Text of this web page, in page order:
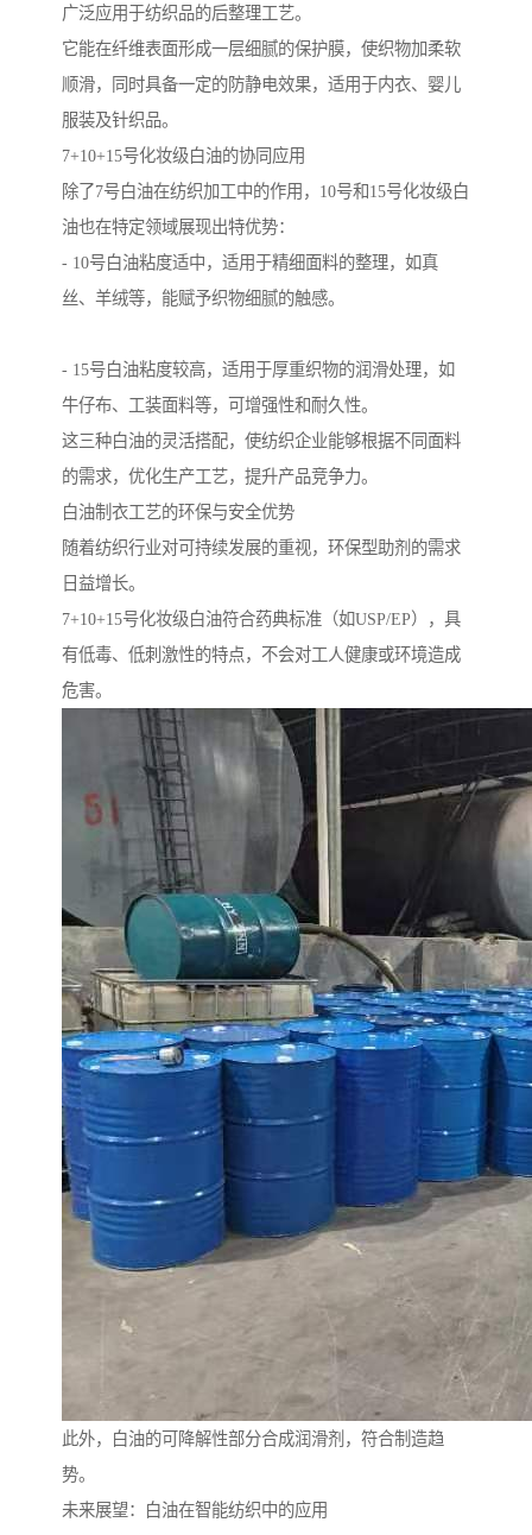
广泛应用于纺织品的后整理工艺。
它能在纤维表面形成一层细腻的保护膜，使织物加柔软
顺滑，同时具备一定的防静电效果，适用于内衣、婴儿
服装及针织品。
7+10+15号化妆级白油的协同应用
除了7号白油在纺织加工中的作用，10号和15号化妆级白
油也在特定领域展现出特优势：
- 10号白油粘度适中，适用于精细面料的整理，如真
丝、羊绒等，能赋予织物细腻的触感。
- 15号白油粘度较高，适用于厚重织物的润滑处理，如
牛仔布、工装面料等，可增强性和耐久性。
这三种白油的灵活搭配，使纺织企业能够根据不同面料
的需求，优化生产工艺，提升产品竞争力。
白油制衣工艺的环保与安全优势
随着纺织行业对可持续发展的重视，环保型助剂的需求
日益增长。
7+10+15号化妆级白油符合药典标准（如USP/EP），具
有低毒、低刺激性的特点，不会对工人健康或环境造成
危害。
此外，白油的可降解性部分合成润滑剂，符合制造趋
势。
未来展望：白油在智能纺织中的应用